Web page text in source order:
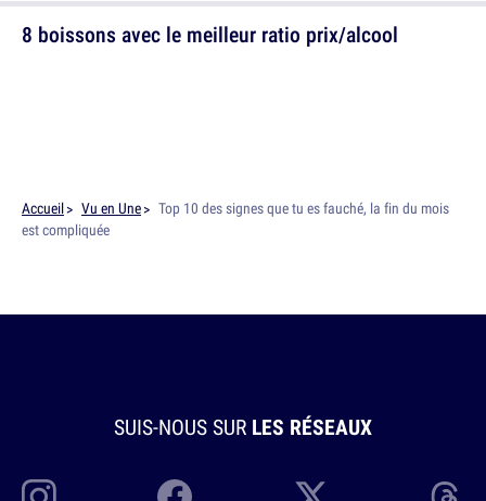
8 boissons avec le meilleur ratio prix/alcool
Accueil Vu en Une
Top 10 des signes que tu es fauché, la fin du mois
est compliquée
SUIS-NOUS SUR LES RÉSEAUX